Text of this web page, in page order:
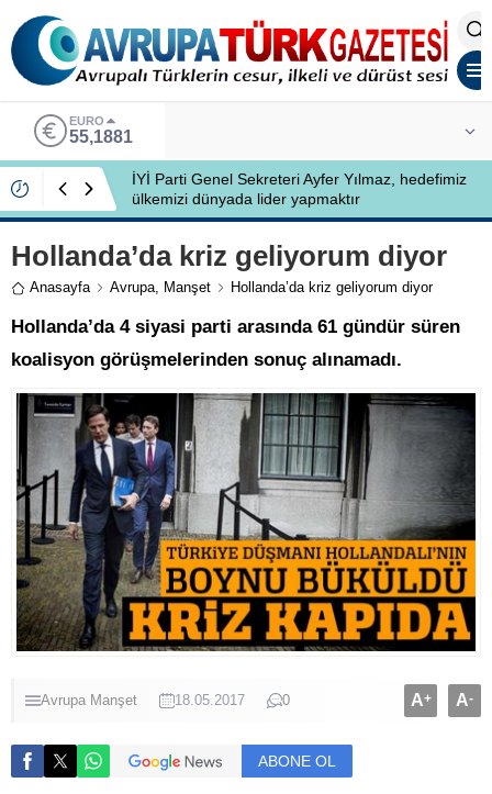
EURO
55,1881
İYİ Parti Genel Sekreteri Ayfer Yılmaz, hedefimiz
ülkemizi dünyada lider yapmaktır
Hollanda’da kriz geliyorum diyor
Anasayfa Avrupa, Manşet Hollanda’da kriz geliyorum diyor
Hollanda’da 4 siyasi parti arasında 61 gündür süren
koalisyon görüşmelerinden sonuç alınamadı.
Avrupa Manşet 18.05.2017 0 A+ A-
ABONE OL